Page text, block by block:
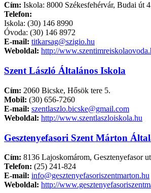
Cím: Iskola: 8000 Székesfehérvár, Budai út
Telefon:
Iskola: (30) 146 8990
Óvoda: (30) 146 8972
E-mail: titkarsag@szigio.hu
Weboldal: http://
Szent László Általános Iskola
Cím: 2060 Bicske, Hősök tere 5.
Mobil: (30) 656-7260
E-mail: szentlaszlo.bicske@gmail.com
Weboldal: http://www.szentlaszloiskola.hu
Gesztenyefasori Szent Márton
Cím: 8136 Lajoskomárom, Gesztenyefasor
Telefon: (25) 241-824
E-mail: info@gesztenyefasoriszentmarton.hu
Weboldal: http://